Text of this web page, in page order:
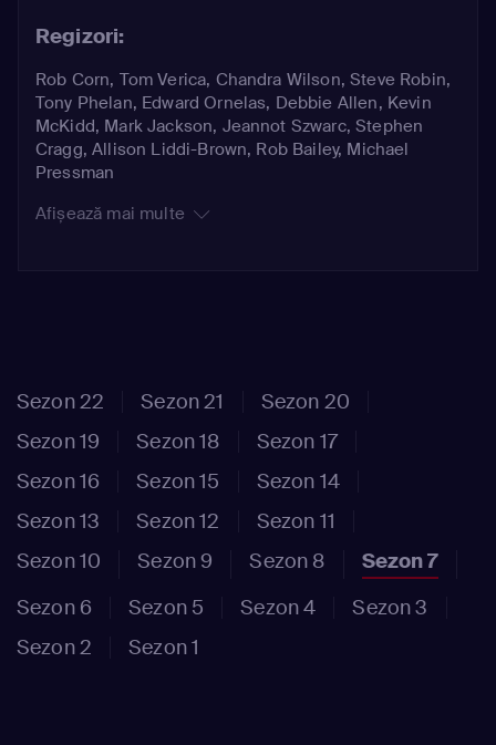
Regizori:
Rob Corn, Tom Verica, Chandra Wilson, Steve Robin,
Tony Phelan, Edward Ornelas, Debbie Allen, Kevin
McKidd, Mark Jackson, Jeannot Szwarc, Stephen
Cragg, Allison Liddi-Brown, Rob Bailey, Michael
Pressman
Afișează mai multe
Sezon 22 Sezon 21
Sezon 20
Sezon 19
Sezon 18
Sezon 17
Sezon 16
Sezon 15
Sezon 14
Sezon 13
Sezon 12
Sezon 11
Sezon 10
Sezon 9 Sezon 8
Sezon 7
Sezon 6
Sezon 5 Sezon 4
Sezon 3
Sezon 2
Sezon 1